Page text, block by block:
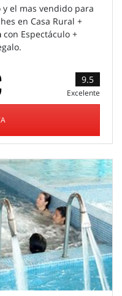
y el mas vendido para
en Casa Rural +
con Espectáculo +
9.5
Excelente